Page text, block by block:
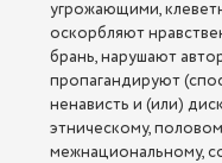
угрожающими,
оскорбляют
брань, нарушают
пропагандируют
ненависть и (или)
этническому,
межнациональному,